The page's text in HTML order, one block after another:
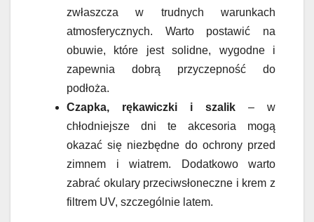
zwłaszcza w trudnych warunkach
atmosferycznych. Warto postawić na
obuwie, które jest solidne, wygodne i
zapewnia dobrą przyczepność do
podłoża.
Czapka, rękawiczki i szalik – w
chłodniejsze dni te akcesoria mogą
okazać się niezbędne do ochrony przed
zimnem i wiatrem. Dodatkowo warto
zabrać okulary przeciwsłoneczne i krem z
filtrem UV, szczególnie latem.